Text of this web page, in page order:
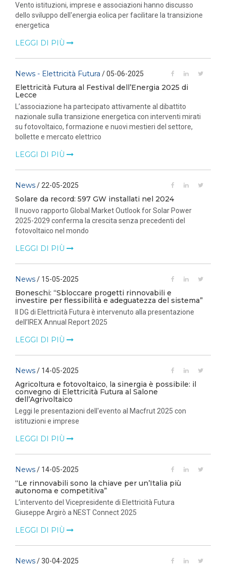
Vento istituzioni, imprese e associazioni hanno discusso
dello sviluppo dell'energia eolica per facilitare la transizione
energetica
LEGGI DI PIÙ
News - Elettricità Futura / 05-06-2025
Elettricità Futura al Festival dell’Energia 2025 di
Lecce
L’associazione ha partecipato attivamente al dibattito
nazionale sulla transizione energetica con interventi mirati
su fotovoltaico, formazione e nuovi mestieri del settore,
bollette e mercato elettrico
LEGGI DI PIÙ
News/ 22-05-2025
Solare da record: 597 GW installati nel 2024
Il nuovo rapporto Global Market Outlook for Solar Power
2025-2029 conferma la crescita senza precedenti del
fotovoltaico nel mondo
LEGGI DI PIÙ
News/ 15-05-2025
Boneschi: “Sbloccare progetti rinnovabili e
investire per flessibilità e adeguatezza del sistema”
Il DG di Elettricità Futura è intervenuto alla presentazione
dell’IREX Annual Report 2025
LEGGI DI PIÙ
News/ 14-05-2025
Agricoltura e fotovoltaico, la sinergia è possibile: il
convegno di Elettricità Futura al Salone
dell’Agrivoltaico
Leggi le presentazioni dell'evento al Macfrut 2025 con
istituzioni e imprese
LEGGI DI PIÙ
News/ 14-05-2025
“Le rinnovabili sono la chiave per un’Italia più
autonoma e competitiva”
L’intervento del Vicepresidente di Elettricità Futura
Giuseppe Argirò a NEST Connect 2025
LEGGI DI PIÙ
News/ 30-04-2025